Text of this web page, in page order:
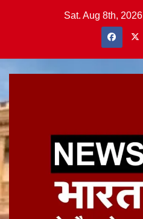
Sat. Aug 8th, 2026